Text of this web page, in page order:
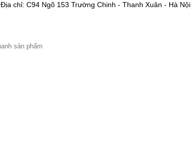
Địa chỉ: C94 Ngõ 153 Trường Chinh - Thanh Xuân - Hà Nội